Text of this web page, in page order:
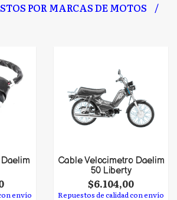
POR MARCAS DE MOTOS
envío
Cable Velocimetro Daelim
50 Liberty
$6.104,00
Repuestos de calidad con envío